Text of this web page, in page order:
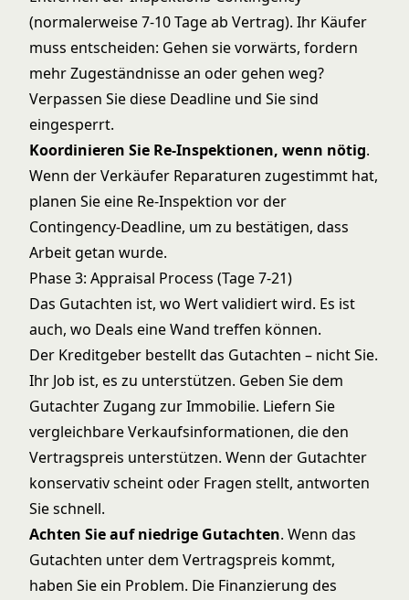
(normalerweise 7-10 Tage ab Vertrag). Ihr Käufer
muss entscheiden: Gehen sie vorwärts, fordern
mehr Zugeständnisse an oder gehen weg?
Verpassen Sie diese Deadline und Sie sind
eingesperrt.
Koordinieren Sie Re-Inspektionen, wenn nötig.
Wenn der Verkäufer Reparaturen zugestimmt hat,
planen Sie eine Re-Inspektion vor der
Contingency-Deadline, um zu bestätigen, dass
Arbeit getan wurde.
Phase 3: Appraisal Process (Tage 7-21)
Das Gutachten ist, wo Wert validiert wird. Es ist
auch, wo Deals eine Wand treffen können.
Der Kreditgeber bestellt das Gutachten – nicht Sie.
Ihr Job ist, es zu unterstützen. Geben Sie dem
Gutachter Zugang zur Immobilie. Liefern Sie
vergleichbare Verkaufsinformationen, die den
Vertragspreis unterstützen. Wenn der Gutachter
konservativ scheint oder Fragen stellt, antworten
Sie schnell.
Achten Sie auf niedrige Gutachten. Wenn das
Gutachten unter dem Vertragspreis kommt,
haben Sie ein Problem. Die Finanzierung des